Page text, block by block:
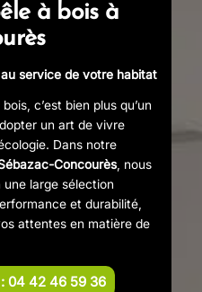
à bois à
service de votre habitat
c’est bien plus qu’un
un art de vivre
Dans notre
Concourès, nous
large sélection
et durabilité,
attentes en matière de
04 42 46 59 36